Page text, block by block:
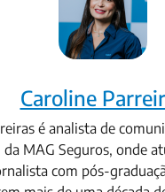
Caroline
é analista de
MAG Seguros, onde
com pós-